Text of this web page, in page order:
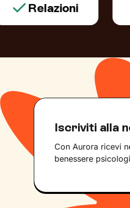
Iscriviti alla
Con Aurora ricevi
benessere